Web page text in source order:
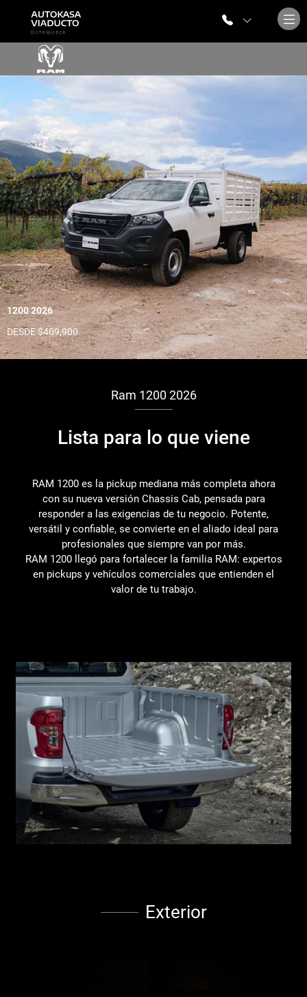
1200 2026
DESDE $409,900
Ram 1200 2026
Lista para lo que viene
RAM 1200 es la pickup mediana más completa ahora
con su nueva versión Chassis Cab, pensada para
responder a las exigencias de tu negocio. Potente,
versátil y confiable, se convierte en el aliado ideal para
profesionales que siempre van por más.
RAM 1200 llegó para fortalecer la familia RAM: expertos
en pickups y vehículos comerciales que entienden el
valor de tu trabajo.
Exterior